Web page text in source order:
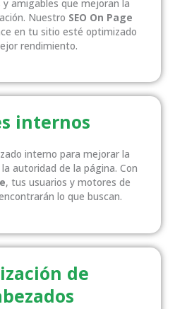
y amigables que mejoran la
Nuestro SEO On Page
en tu sitio esté optimizado
rendimiento.
internos
interno para mejorar la
autoridad de la página. Con
, tus usuarios y motores de
lo que buscan.
de